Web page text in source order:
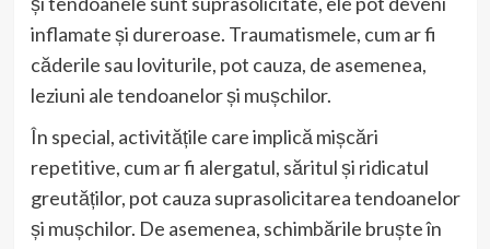
inflamate și dureroase. Traumatismele, cum ar fi
căderile sau loviturile, pot cauza, de asemenea,
leziuni ale tendoanelor și mușchilor.
În special, activitățile care implică mișcări
repetitive, cum ar fi alergatul, săritul și ridicatul
greutăților, pot cauza suprasolicitarea tendoanelor
și mușchilor. De asemenea, schimbările bruște în